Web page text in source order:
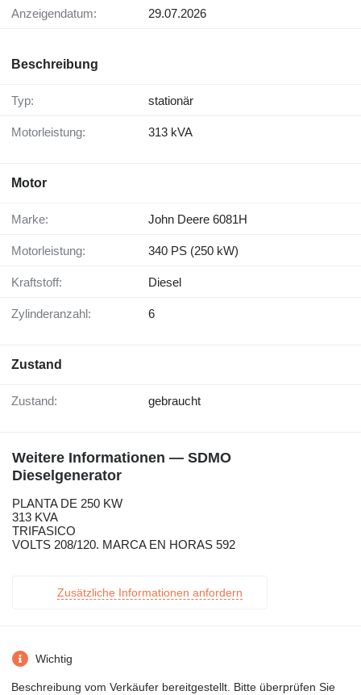
Anzeigendatum: 29.07.2026
Beschreibung
Typ: stationär
Motorleistung: 313 kVA
Motor
Marke: John Deere 6081H
Motorleistung: 340 PS (250 kW)
Kraftstoff: Diesel
Zylinderanzahl: 6
Zustand
Zustand: gebraucht
Weitere Informationen — SDMO
Dieselgenerator
PLANTA DE 250 KW
313 KVA
TRIFASICO
VOLTS 208/120. MARCA EN HORAS 592
Zusätzliche Informationen anfordern
Wichtig
Beschreibung vom Verkäufer bereitgestellt. Bitte überprüfen Sie